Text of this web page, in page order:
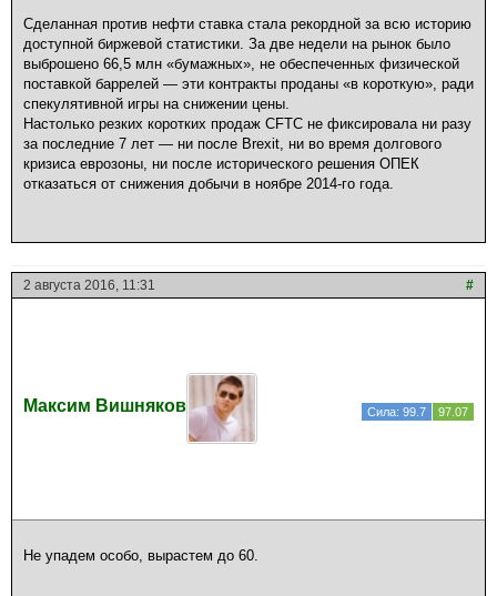
Сделанная против нефти ставка стала рекордной за всю историю
доступной биржевой статистики. За две недели на рынок было
выброшено 66,5 млн «бумажных», не обеспеченных физической
поставкой баррелей — эти контракты проданы «в короткую», ради
спекулятивной игры на снижении цены.
Настолько резких коротких продаж CFTC не фиксировала ни разу
за последние 7 лет — ни после Brexit, ни во время долгового
кризиса еврозоны, ни после исторического решения ОПЕК
отказаться от снижения добычи в ноябре 2014-го года.
2 августа 2016, 11:31 #
Максим Вишняков Сила: 99.7 97.07
Не упадем особо, вырастем до 60.